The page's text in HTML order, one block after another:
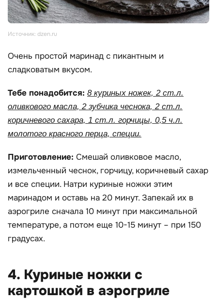
Источник: dzen.ru
Очень простой маринад с пикантным и
сладковатым вкусом.
Тебе понадобится: 8 куриных ножек, 2 ст.л.
оливкового масла, 2 зубчика чеснока, 2 ст.л.
коричневого сахара, 1 ст.л. горчицы, 0,5 ч.л.
молотого красного перца, специи.
Приготовление: Смешай оливковое масло,
измельченный чеснок, горчицу, коричневый сахар
и все специи. Натри куриные ножки этим
маринадом и оставь на 20 минут. Запекай их в
аэрогриле сначала 10 минут при максимальной
температуре, а потом еще 10-15 минут – при 150
градусах.
4. Куриные ножки с
картошкой в аэрогриле